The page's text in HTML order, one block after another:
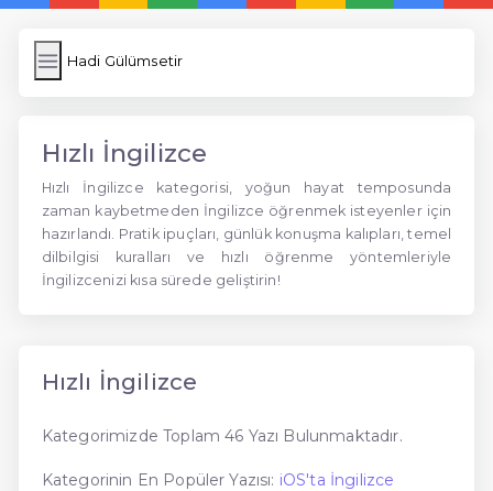
Hadi Gülümsetir
Hızlı İngilizce
Hızlı İngilizce kategorisi, yoğun hayat temposunda
zaman kaybetmeden İngilizce öğrenmek isteyenler için
hazırlandı. Pratik ipuçları, günlük konuşma kalıpları, temel
dilbilgisi kuralları ve hızlı öğrenme yöntemleriyle
İngilizcenizi kısa sürede geliştirin!
Hızlı İngilizce
Kategorimizde Toplam 46 Yazı Bulunmaktadır.
Kategorinin En Popüler Yazısı: iOS'ta İngilizce